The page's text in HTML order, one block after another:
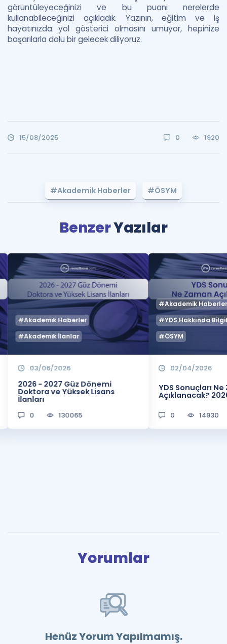
görüntüleyeceğinizi ve bu puanı nerelerde
kullanabileceğinizi açıkladık. Yazının, eğitim ve iş
hayatınızda yol gösterici olmasını umuyor, hepinize
başarılarla dolu bir gelecek diliyoruz.
15/08/2025 0 1920
#Akademik Haberler #ÖSYM
BenzerYazılar
#Akademik Haberler
#Akademik İlanlar
03/06/2026
2026 - 2027 Güz Dönemi
Doktora ve Yüksek Lisans
İlanları
0 130065
#Akademik
#YDS Hakkında
#ÖSYM
02/04/2026
YDS Sonuçları
Açıklanacak?
0 14930
Yorumlar
Henüz Yorum Yapılmamış.